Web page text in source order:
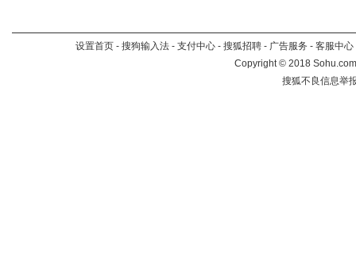
设置首页 - 搜狗输入法 - 支付中心 - 搜狐招聘 - 广告服务 - 客服中心
Copyright©2018
搜狐不良信息举